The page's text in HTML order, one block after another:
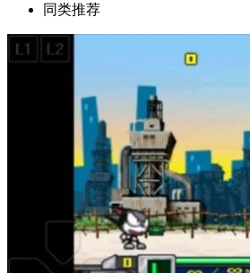
同类推荐